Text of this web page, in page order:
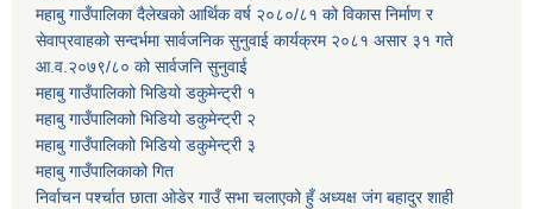
महाबु गाउँपालिका दैलेखको आर्थिक वर्ष २०८०/८१ को विकास निर्माण र
सेवाप्रवाहको सन्दर्भमा सार्वजनिक सुनुवाई कार्यक्रम २०८१ असार ३१ गते
आ.व.२०७९/८० को सार्वजनि सुनुवाई
महाबु गाउँपालिकाो भिडियो डकुमेन्ट्री १
महाबु गाउँपालिकाो भिडियो डकुमेन्ट्री २
महाबु गाउँपालिकाो भिडियो डकुमेन्ट्री ३
महाबु गाउँपालिकाको गित
निर्वाचन पर्श्चात छाता ओडेर गाउँ सभा चलाएको हुँ अध्यक्ष जंग बहादुर शाही